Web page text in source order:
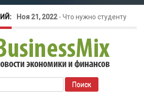
Ноя 21, 2022- Что нужно студенту
для открытия бизнеса?
Окт 26, 2022-Телефония для
amoCRM: лучшие инструменты для